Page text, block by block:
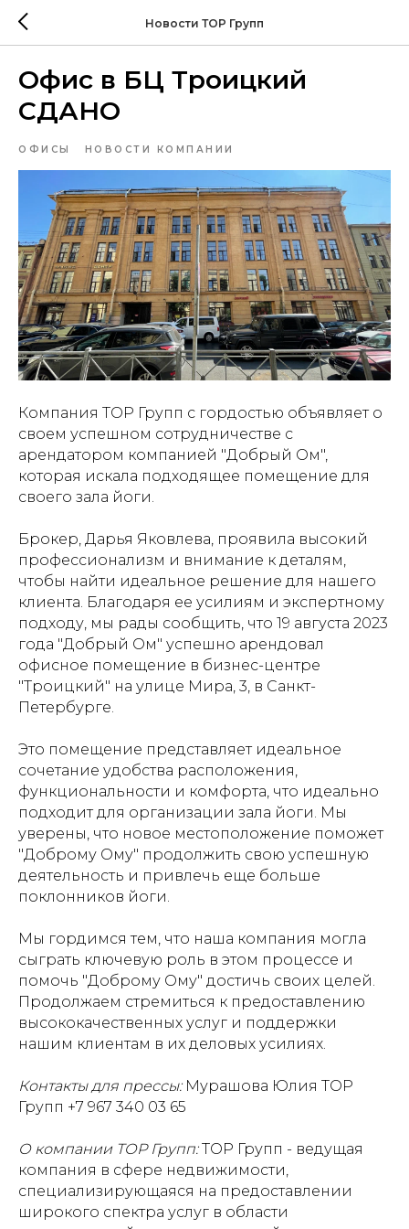
Новости ТОР Групп
Офис в БЦ Троицкий
СДАНО
ОФИСЫ НОВОСТИ КОМПАНИИ
Компания ТОР Групп с гордостью объявляет о
своем успешном сотрудничестве с
арендатором компанией "Добрый Ом",
которая искала подходящее помещение для
своего зала йоги.
Брокер, Дарья Яковлева, проявила высокий
профессионализм и внимание к деталям,
чтобы найти идеальное решение для нашего
клиента. Благодаря ее усилиям и экспертному
подходу, мы рады сообщить, что 19 августа 2023
года "Добрый Ом" успешно арендовал
офисное помещение в бизнес-центре
"Троицкий" на улице Мира, 3, в Санкт-
Петербурге.
Это помещение представляет идеальное
сочетание удобства расположения,
функциональности и комфорта, что идеально
подходит для организации зала йоги. Мы
уверены, что новое местоположение поможет
"Доброму Ому" продолжить свою успешную
деятельность и привлечь еще больше
поклонников йоги.
Мы гордимся тем, что наша компания могла
сыграть ключевую роль в этом процессе и
помочь "Доброму Ому" достичь своих целей.
Продолжаем стремиться к предоставлению
высококачественных услуг и поддержки
нашим клиентам в их деловых усилиях.
Контакты для прессы:Мурашова Юлия ТОР
Групп +7 967 340 03 65
О компании ТОР Групп:ТОР Групп - ведущая
компания в сфере недвижимости,
специализирующаяся на предоставлении
широкого спектра услуг в области